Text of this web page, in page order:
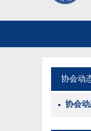
协会动
协会